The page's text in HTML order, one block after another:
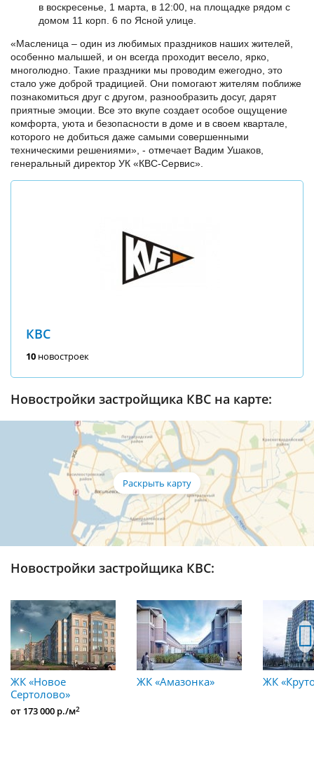
в воскресенье, 1 марта, в 12:00, на площадке рядом с
домом 11 корп. 6 по Ясной улице.
«Масленица – один из любимых праздников наших жителей,
особенно малышей, и он всегда проходит весело, ярко,
многолюдно. Такие праздники мы проводим ежегодно, это
стало уже доброй традицией. Они помогают жителям поближе
познакомиться друг с другом, разнообразить досуг, дарят
приятные эмоции. Все это вкупе создает особое ощущение
комфорта, уюта и безопасности в доме и в своем квартале,
которого не добиться даже самыми совершенными
техническими решениями», - отмечает Вадим Ушаков,
генеральный директор УК «КВС-Сервис».
КВС
10 новостроек
Новостройки застройщика КВС на карте:
Новостройки застройщика КВС:
ЖК «Новое
Сертолово»
от 173 000 р./м2
ЖК «Амазонка» ЖК